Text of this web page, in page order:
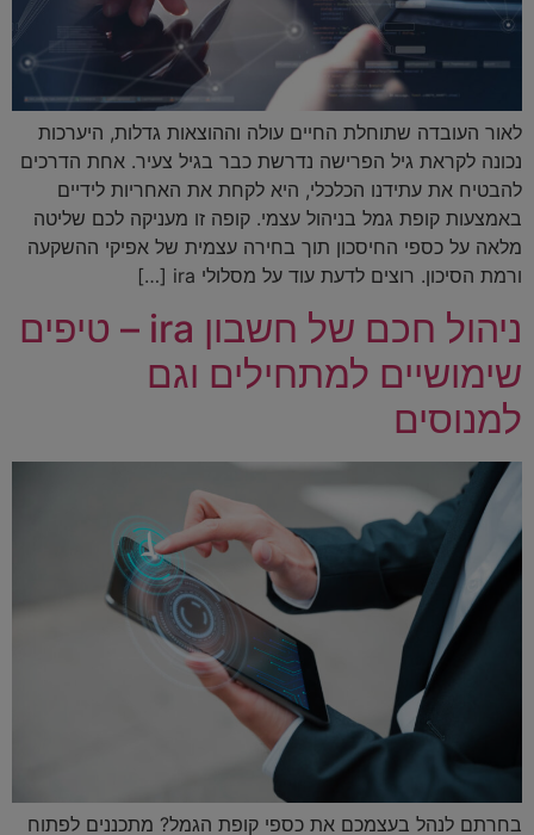
לאור העובדה שתוחלת החיים עולה וההוצאות גדלות, היערכות
נכונה לקראת גיל הפרישה נדרשת כבר בגיל צעיר. אחת הדרכים
להבטיח את עתידנו הכלכלי, היא לקחת את האחריות לידיים
באמצעות קופת גמל בניהול עצמי. קופה זו מעניקה לכם שליטה
מלאה על כספי החיסכון תוך בחירה עצמית של אפיקי ההשקעה
ורמת הסיכון. רוצים לדעת עוד על מסלולי ira […]
ניהול חכם של חשבון ira – טיפים
שימושיים למתחילים וגם
למנוסים
בחרתם לנהל בעצמכם את כספי קופת הגמל? מתכננים לפתוח